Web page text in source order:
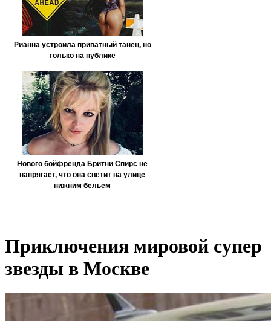
Рианна устроила приватный танец, но
только на публике
Нового бойфренда Бритни Спирс не
напрягает, что она светит на улице
нижним бельем
Приключения мировой супер
звезды в Москве